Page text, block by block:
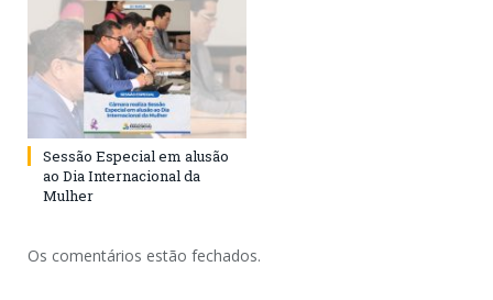
Sessão Especial em alusão
ao Dia Internacional da
Mulher
Os comentários estão fechados.